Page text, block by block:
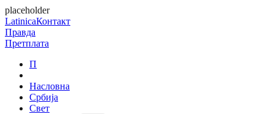
placeholder
LatinicaКонтакт
Правда
Претплата
П
Насловна
Србија
Свет